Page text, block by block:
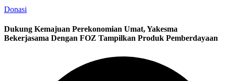
Donasi
Dukung Kemajuan Perekonomian Umat, Yakesma
Bekerjasama Dengan FOZ Tampilkan Produk Pemberdayaan